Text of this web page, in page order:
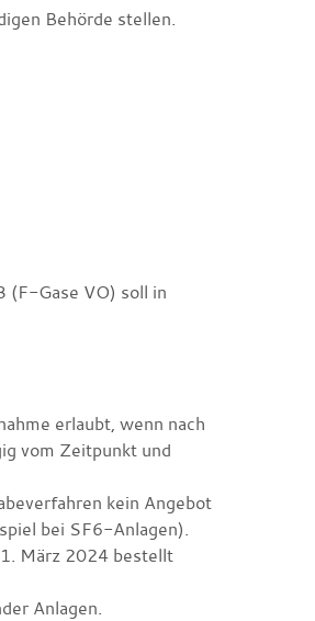
Behörde stellen.
(F-Gase VO) soll in
erlaubt, wenn nach
vom Zeitpunkt und
kein Angebot
bei SF6-Anlagen).
März 2024 bestellt
Anlagen.